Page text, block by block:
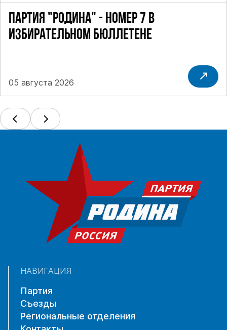
ПАРТИЯ "РОДИНА" - НОМЕР 7 В
ИЗБИРАТЕЛЬНОМ БЮЛЛЕТЕНЕ
05 августа 2026
НАВИГАЦИЯ
Партия
Съезды
Региональные отделения